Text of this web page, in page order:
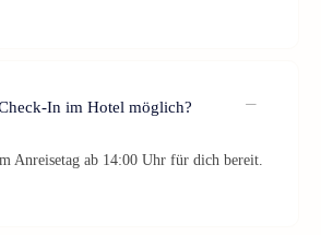
In im Hotel möglich?
Anreisetag ab 14:00 Uhr für dich bereit.